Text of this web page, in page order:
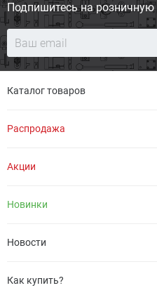
Подпишитесь на розничную
Каталог товаров
Распродажа
Акции
Новинки
Новости
Как купить?